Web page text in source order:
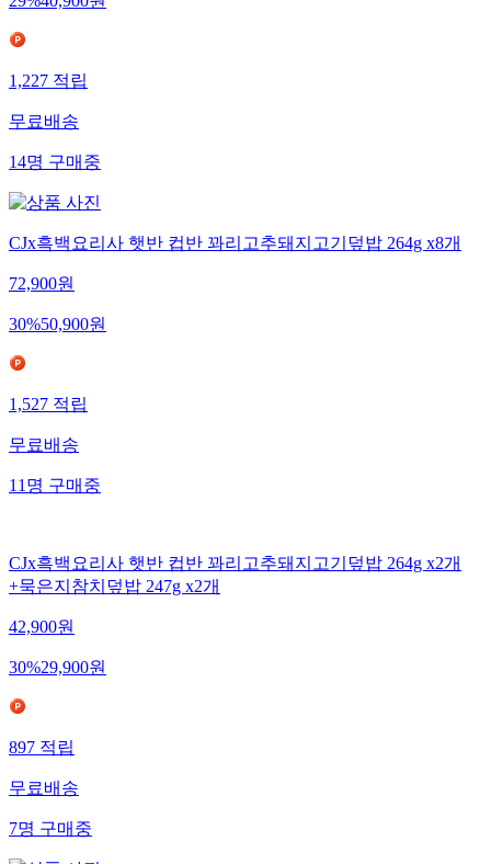
29%40,900원
1,227적립
무료배송
14명구매중
CJx흑백요리사 햇반 컵반 꽈리고추돼지고기덮밥 264g x8개
72,900원
30%50,900원
1,527적립
무료배송
11명구매중
CJx흑백요리사 햇반 컵반 꽈리고추돼지고기덮밥 264g x2개
+묵은지참치덮밥 247g x2개
42,900원
30%29,900원
897적립
무료배송
7명구매중